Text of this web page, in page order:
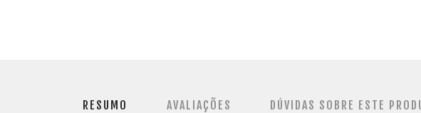
RESUMO AVALIAÇÕES DÚVIDAS SOBRE ESTE